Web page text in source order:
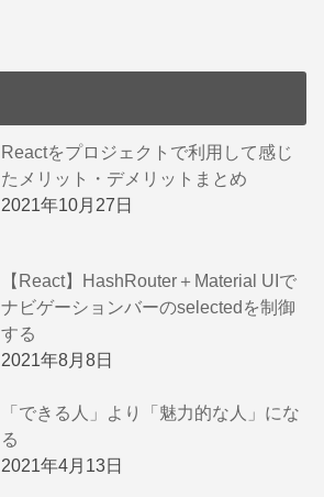
Reactをプロジェクトで利用して感じ
たメリット・デメリットまとめ
2021年10月27日
【React】HashRouter＋Material UIで
ナビゲーションバーのselectedを制御
する
2021年8月8日
「できる人」より「魅力的な人」にな
る
2021年4月13日